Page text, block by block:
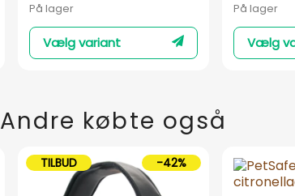
På lager
Vælg variant
På lager
Vælg
Andre købte også
TILBUD -42%